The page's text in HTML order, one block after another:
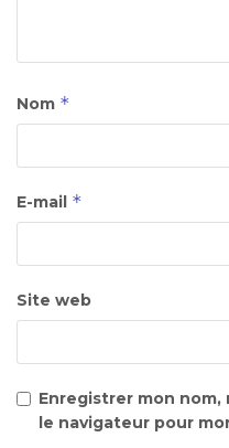
Nom *
E-mail *
Site web
Enregistrer mon
le navigateur pour